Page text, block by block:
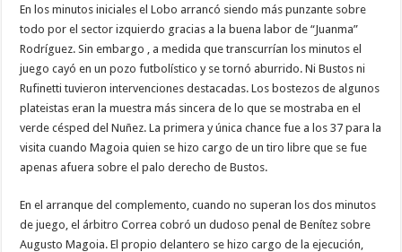
En los minutos iniciales el Lobo arrancó siendo más punzante sobre
todo por el sector izquierdo gracias a la buena labor de “Juanma”
Rodríguez. Sin embargo , a medida que transcurrían los minutos el
juego cayó en un pozo futbolístico y se tornó aburrido. Ni Bustos ni
Rufinetti tuvieron intervenciones destacadas. Los bostezos de algunos
plateistas eran la muestra más sincera de lo que se mostraba en el
verde césped del Nuñez. La primera y única chance fue a los 37 para la
visita cuando Magoia quien se hizo cargo de un tiro libre que se fue
apenas afuera sobre el palo derecho de Bustos.
En el arranque del complemento, cuando no superan los dos minutos
de juego, el árbitro Correa cobró un dudoso penal de Benítez sobre
Augusto Magoia. El propio delantero se hizo cargo de la ejecución,